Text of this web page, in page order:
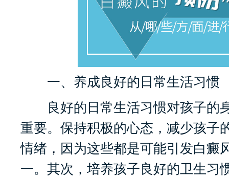
一、养成良好的日常生活习惯
良好的日常生活习惯对孩子的
重要。保持积极的心态，减少孩子
情绪，因为这些都是可能引发白癜
一。其次，培养孩子良好的卫生习